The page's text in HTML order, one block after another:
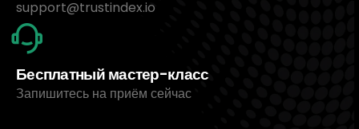
support@trustindex.io
Бесплатный мастер-класс
Запишитесь на приём сейчас